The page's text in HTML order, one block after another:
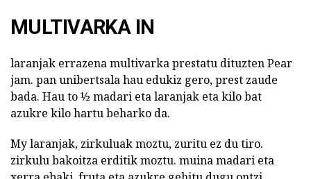
MULTIVARKA IN
laranjak errazena multivarka prestatu dituzten Pear
jam. pan unibertsala hau edukiz gero, prest zaude
bada. Hau to ½ madari eta laranjak eta kilo bat
azukre kilo hartu beharko da.
My laranjak, zirkuluak moztu, zuritu ez du tiro.
zirkulu bakoitza erditik moztu. muina madari eta